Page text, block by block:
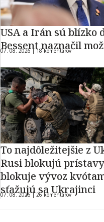
USA a Irán sú blízko
Bessent naznačil
07. 08. 2026 |18 komentárov
To najdôležitejšie z
Rusi blokujú
blokuje vývoz
sťažujú sa Ukrajinci
07. 08. 2026 |26 komentárov